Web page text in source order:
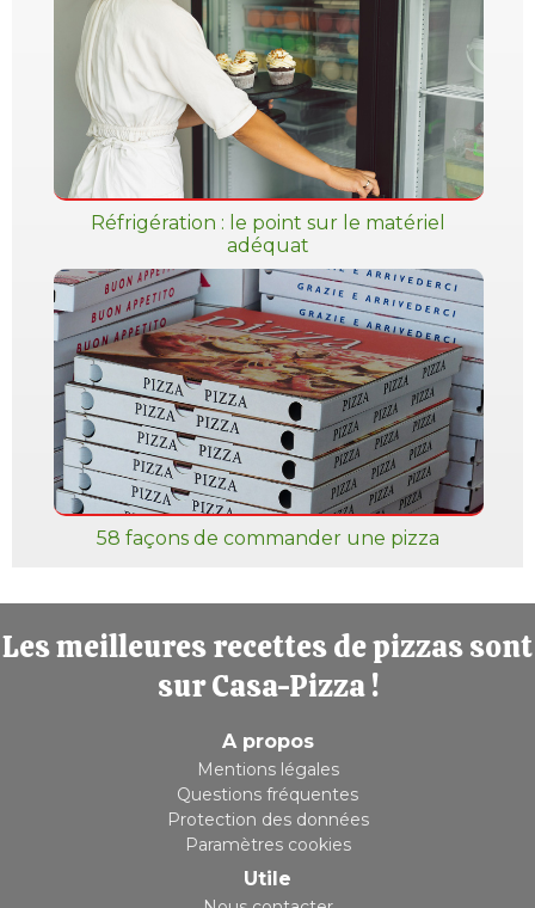
Réfrigération : le point sur le matériel
adéquat
58 façons de commander une pizza
Les meilleures recettes de pizzas sont
sur Casa-Pizza !
A propos
Mentions légales
Questions fréquentes
Protection des données
Paramètres cookies
Utile